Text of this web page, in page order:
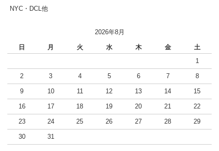
NYC・DCL他
2026年8月
日 月 火 水 木 金
土
1
2 3 4 5 6 7 8
9 10 11 12 13 14 15
16 17 18 19 20 21 22
23 24 25 26 27 28 29
30 31